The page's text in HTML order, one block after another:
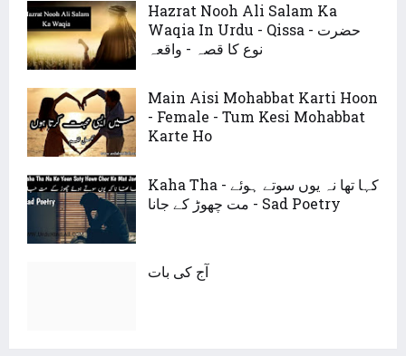
Hazrat Nooh Ali Salam Ka
Waqia In Urdu - Qissa - حضرت
نوع کا قصہ - واقعہ
Main Aisi Mohabbat Karti Hoon
- Female - Tum Kesi Mohabbat
Karte Ho
Kaha Tha - کہا تھا نہ یوں سوتے ہوئے
مت چھوڑ کے جانا - Sad Poetry
آج کی بات